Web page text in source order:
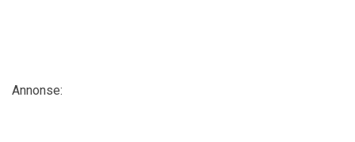
Annonse: